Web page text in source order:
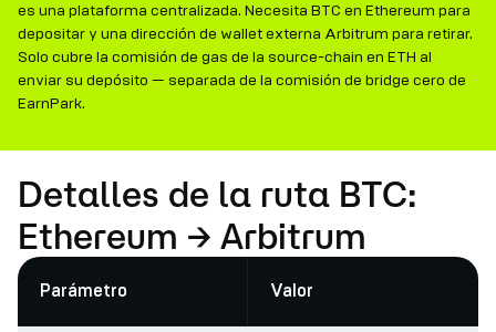
es una plataforma centralizada. Necesita BTC en Ethereum para
depositar y una dirección de wallet externa Arbitrum para retirar.
Solo cubre la comisión de gas de la source-chain en ETH al
enviar su depósito — separada de la comisión de bridge cero de
EarnPark.
Detalles de la ruta BTC:
Ethereum → Arbitrum
Parámetro Valor